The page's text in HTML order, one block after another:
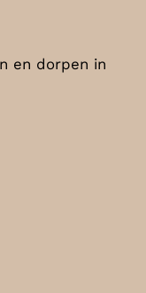
en dorpen in